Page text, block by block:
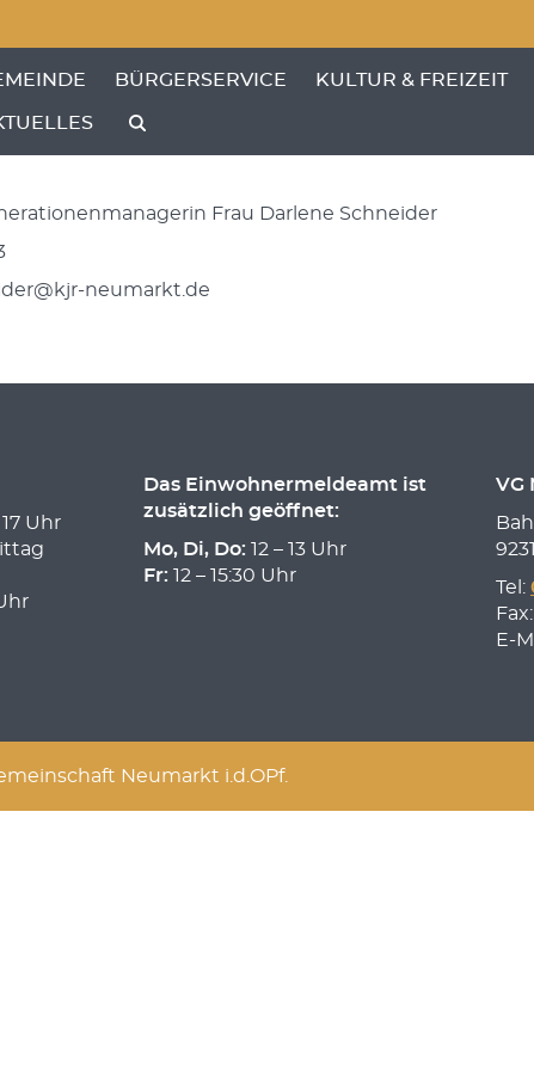
MENÜ-UNTERPUNKTE VON 'GEMEINDE'
BÜRGERSERVICE
ZEIGE MENÜ-UNTERPUNKTE VON
KULTUR & FREIZEIT
Berngau
9
Frau Darlene Schneider
neumarkt.de
17 Uhr
Das Einwohnermeldeamt ist
zusätzlich geöffnet:
Mo, Di, Do: 12 – 13 Uhr
Fr: 12 – 15:30 Uhr
VG
Tel:
E-
Neumarkt i.d.OPf.